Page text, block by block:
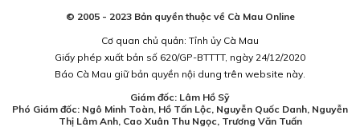
© 2005 - 2023 Bản quyền thuộc về Cà Mau Online
Cơ quan chủ quản: Tỉnh ủy Cà Mau
Giấy phép xuất bản số 620/GP-BTTTT, ngày 24/12/2020
Báo Cà Mau giữ bản quyền nội dung trên website này.
Giám đốc: Lâm Hồ Sỹ
Phó Giám đốc: Ngô Minh Toàn, Hồ Tấn Lộc, Nguyễn Quốc Danh, Nguyễn
Thị Lâm Anh, Cao Xuân Thu Ngọc, Trương Văn Tuấn